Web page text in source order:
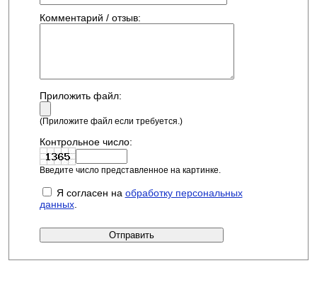
Комментарий / отзыв:
Приложить файл:
(Приложите файл если требуется.)
Контрольное число:
Введите число представленное на картинке.
Я согласен на обработку персональных
данных.